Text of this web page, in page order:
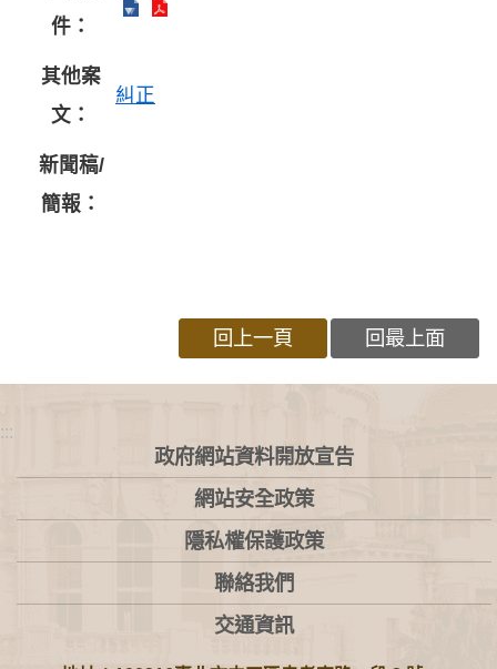
件：
其他案
文：
糾正
新聞稿/
簡報：
回上一頁 回最上面
:::
政府網站資料開放宣告
網站安全政策
隱私權保護政策
聯絡我們
交通資訊